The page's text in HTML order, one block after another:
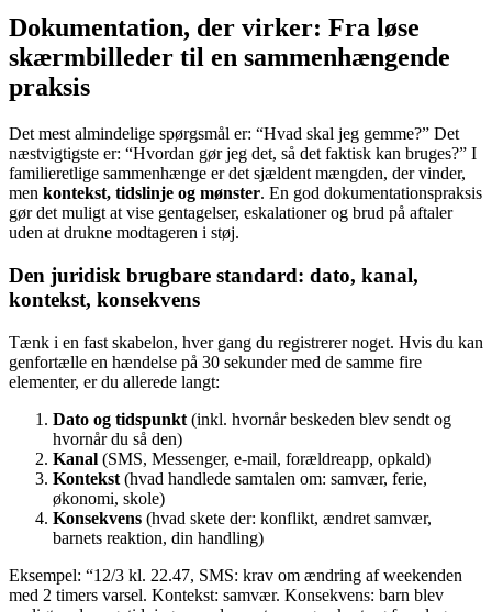
Dokumentation, der virker: Fra løse
skærmbilleder til en sammenhængende
praksis
Det mest almindelige spørgsmål er: “Hvad skal jeg gemme?” Det
næstvigtigste er: “Hvordan gør jeg det, så det faktisk kan bruges?” I
familieretlige sammenhænge er det sjældent mængden, der vinder,
men kontekst, tidslinje og mønster. En god dokumentationspraksis
gør det muligt at vise gentagelser, eskalationer og brud på aftaler
uden at drukne modtageren i støj.
Den juridisk brugbare standard: dato, kanal,
kontekst, konsekvens
Tænk i en fast skabelon, hver gang du registrerer noget. Hvis du kan
genfortælle en hændelse på 30 sekunder med de samme fire
elementer, er du allerede langt:
Dato og tidspunkt (inkl. hvornår beskeden blev sendt og
hvornår du så den)
Kanal (SMS, Messenger, e-mail, forældreapp, opkald)
Kontekst (hvad handlede samtalen om: samvær, ferie,
økonomi, skole)
Konsekvens (hvad skete der: konflikt, ændret samvær,
barnets reaktion, din handling)
Eksempel: “12/3 kl. 22.47, SMS: krav om ændring af weekenden
med 2 timers varsel. Kontekst: samvær. Konsekvens: barn blev